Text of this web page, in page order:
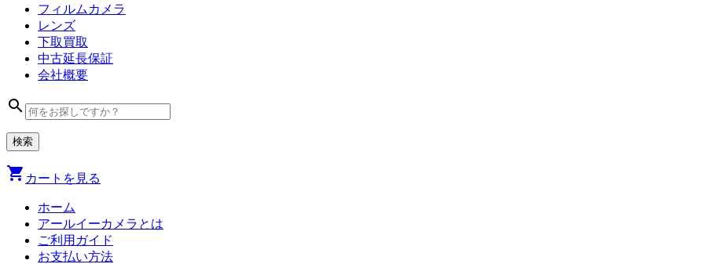
フィルム カメラ
レンズ
下取買取
中古延長保証
会社概要
search
shopping_cart カートを見る
ホーム
アールイーカメラとは
ご利用ガイド
お支払い方法